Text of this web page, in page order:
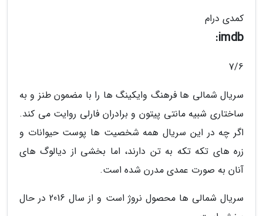
کمدی درام
imdb:
7/6
سریال شمالی ها فرهنگ وایکینگ ها را با مضمون طنز و به
ساختاری شبیه مانتی پیتون و برادران فارلی روایت می کند.
اگر چه در این سریال همه شخصیت ها پوست حیوانات و
زره های تکه تکه به تن دارند، اما بخشی از دیالوگ های
آنان به صورت عمدی مدرن شده است.
سریال شمالی ها محصول نروژ است و از سال 2016 در حال